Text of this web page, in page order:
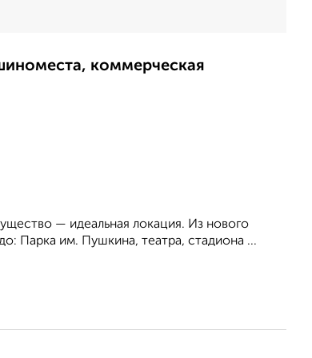
коммерческая
— идеальная локация. Из нового
Парка им. Пушкина, театра, стадиона ...